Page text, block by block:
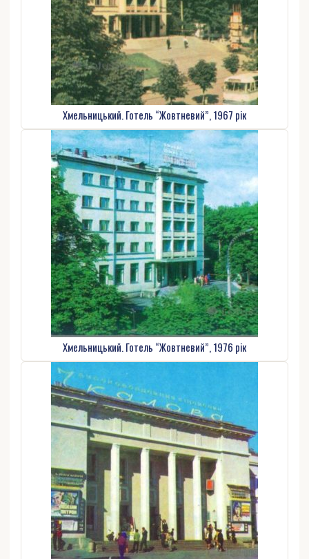
Хмельницький. Готель “Жовтневий”, 1967 рік
Хмельницький. Готель “Жовтневий”, 1976 рік